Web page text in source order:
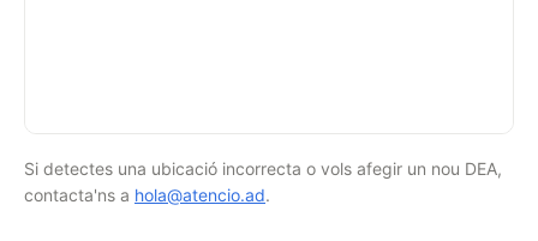
Si detectes una ubicació incorrecta o vols afegir un nou DEA,
contacta'ns a hola@atencio.ad.